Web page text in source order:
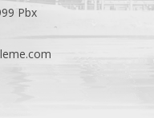
Pbx